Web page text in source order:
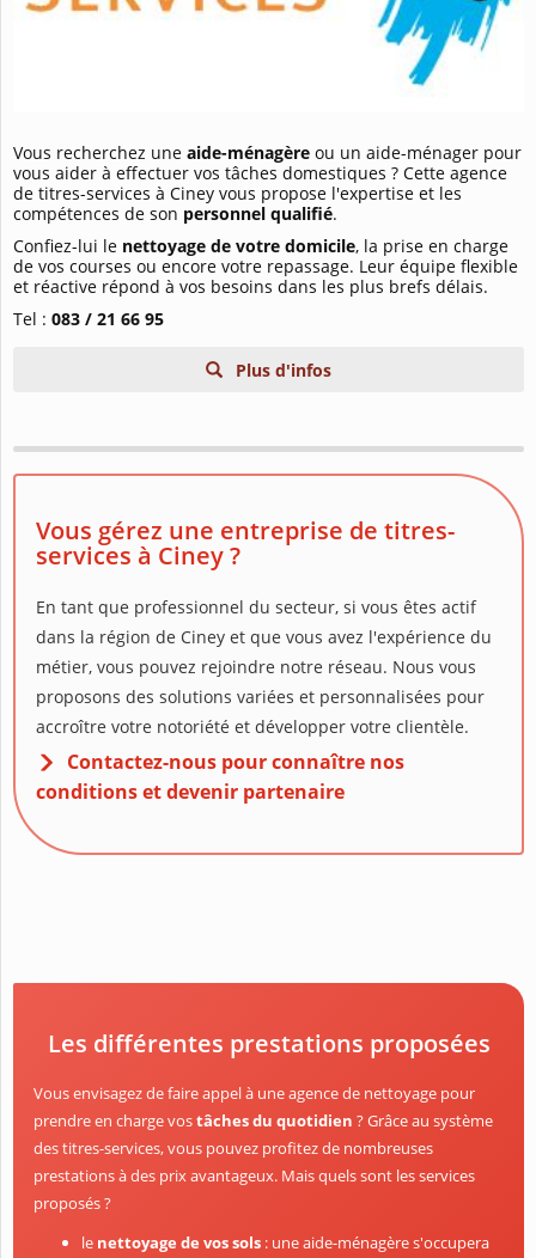
Vous recherchez une aide-ménagère ou un aide-ménager pour
vous aider à effectuer vos tâches domestiques ? Cette agence
de titres-services à Ciney vous propose l'expertise et les
compétences de son personnel qualifié.
Confiez-lui le nettoyage de votre domicile, la prise en charge
de vos courses ou encore votre repassage. Leur équipe flexible
et réactive répond à vos besoins dans les plus brefs délais.
Tel : 083 / 21 66 95
Plus d'infos
Vous gérez une entreprise de titres-
services à Ciney ?
En tant que professionnel du secteur, si vous êtes actif
dans la région de Ciney et que vous avez l'expérience du
métier, vous pouvez rejoindre notre réseau. Nous vous
proposons des solutions variées et personnalisées pour
accroître votre notoriété et développer votre clientèle.
Contactez-nous pour connaître nos
conditions et devenir partenaire
Les différentes prestations proposées
Vous envisagez de faire appel à une agence de nettoyage pour
prendre en charge vostâches du quotidien ? Grâce au système
des titres-services, vous pouvez profitez de nombreuses
prestations à des prix avantageux. Mais quels sont les services
proposés ?
le nettoyage de vos sols : une aide-ménagère s'occupera